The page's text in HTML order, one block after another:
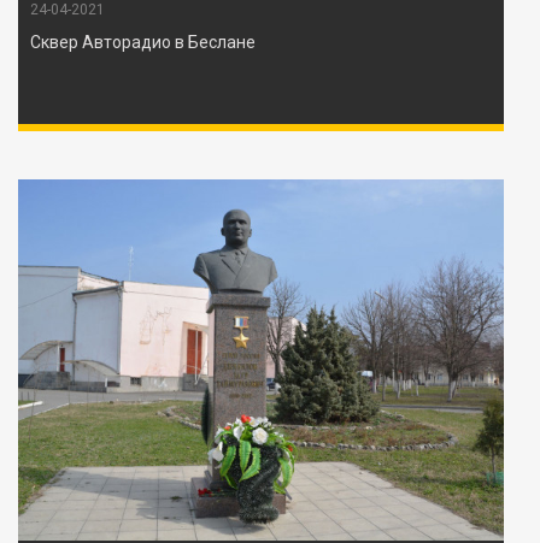
24-04-2021
Сквер Авторадио в Беслане